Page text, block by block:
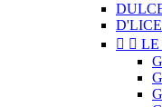
  LE